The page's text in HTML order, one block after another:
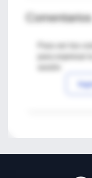
Comentarios
Para ver los